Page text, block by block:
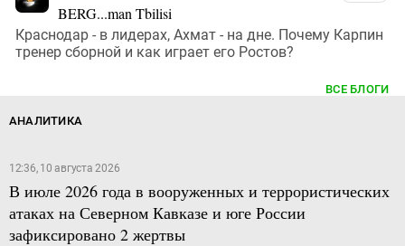
BERG...man Tbilisi
Краснодар - в лидерах, Ахмат - на дне. Почему Карпин
тренер сборной и как играет его Ростов?
ВСЕ БЛОГИ
АНАЛИТИКА
12:36, 10 августа 2026
В июле 2026 года в вооруженных и террористических
атаках на Северном Кавказе и юге России
зафиксировано 2 жертвы